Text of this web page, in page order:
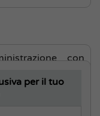
con
de settore
per il tuo